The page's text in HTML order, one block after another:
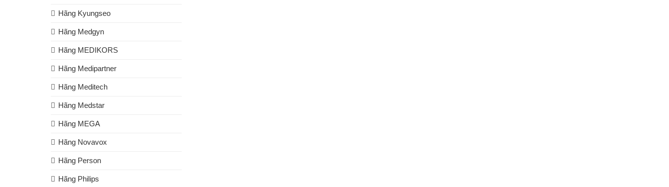
Hãng Kyungseo
Hãng Medgyn
Hãng MEDIKORS
Hãng Medipartner
Hãng Meditech
Hãng Medstar
Hãng MEGA
Hãng Novavox
Hãng Person
Hãng Philips